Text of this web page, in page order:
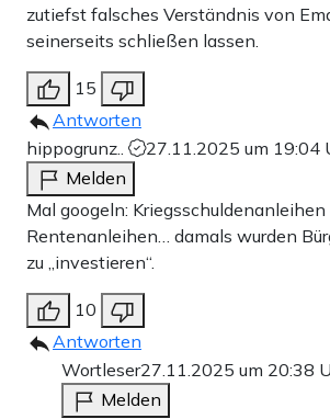
zutiefst falsches Verständnis von
seinerseits schließen lassen.
15
Antworten
hippogrunz..
27.11.2025 um 19:04
Melden
Mal googeln: Kriegsschuldenanleihen
Rentenanleihen… damals wurden
zu „investieren“.
10
Antworten
Wortleser27.11.2025 um 20:38
Melden